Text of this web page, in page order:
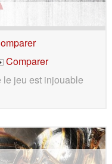
Comparer
le jeu est injouable